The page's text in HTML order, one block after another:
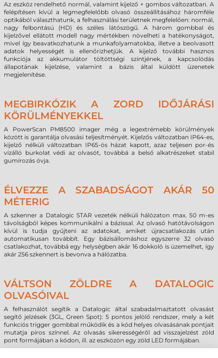
Az eszköz rendelhető normál, valamint kijelző + gombos változatban. A
felépítésen kívül a legmegfelelőbb olvasó összeállításához háromféle
optikából választhatunk, a felhasználási területnek megfelelően: normál,
nagy felbontású (HD) és széles látószögű. A három gombbal és
kijelzővel ellátott modell nagy mértékben növelheti a hatékonyságot,
mivel így beavatkozhatunk a munkafolyamatokba, illetve a beolvasott
adatok helyességét is ellenőrizhetjük. A kijelző további hasznos
funkciója az akkumulátor töltöttségi szintjének, a kapcsolódás
állapotának kijelzése, valamint a bázis által küldött üzenetek
megjelenítése.
MEGBIRKÓZIK A ZORD IDŐJÁRÁSI
KÖRÜLMÉNYEKKEL
A PowerScan PM8500 imager még a legextrémebb körülmények
között is garantálja olvasási teljesítményét. Kijelzős változatban IP64-es,
kijelző nélküli változatban IP65-ös házat kapott, azaz teljesen por-és
vízálló burkolat védi az olvasót, továbbá a belső alkatrészeket stabil
gumírozás óvja.
ÉLVEZZE A SZABADSÁGOT AKÁR 50
MÉTERIG
A szkenner a Datalogic STAR vezeték nélküli hálózaton max. 50 m-es
távolságból képes kommunikálni a bázissal. Az olvasó hatótávolságon
kívül is tudja gyűjteni az adatokat, amiket újracsatlakozás után
automatikusan továbbít. Egy bázisállomáshoz egyszerre 32 olvasó
csatlakozhat, továbbá egy helységben akár 16 dokkoló is üzemelhet, így
akár 256 szkennert is bevonva a hálózatba.
VÁLTSON ZÖLDRE A DATALOGIC
OLVASÓIVAL
A felhasználót segítik a Datalogic által szabadalmaztatott olvasást
segítő jelzések (3GL, Green Spot): 5 pontos jelölő rendszer, mely a két
funkciós trigger gombbal működik és a kód helyes olvasásának pontjait
mutatja piros színnel. Az olvasás sikerességéről ad visszajelzést zöld
pont formájában a kódon, ill. az eszközön egy zöld LED formájában.